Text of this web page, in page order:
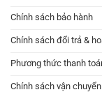
Chính sách bảo hành
Chính sách đổi trả &
Phương thức thanh
Chính sách vận chuyển